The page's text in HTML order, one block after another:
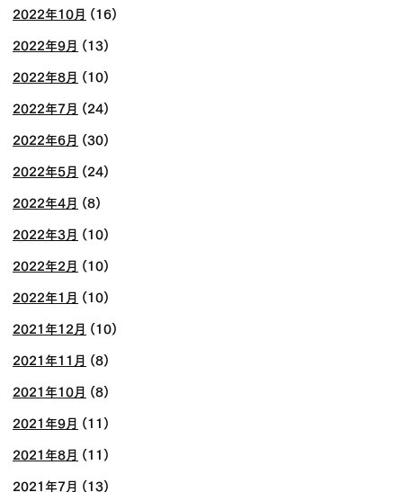
2022年10月 (16)
2022年9月 (13)
2022年8月 (10)
2022年7月 (24)
2022年6月 (30)
2022年5月 (24)
2022年4月 (8)
2022年3月 (10)
2022年2月 (10)
2022年1月 (10)
2021年12月 (10)
2021年11月 (8)
2021年10月 (8)
2021年9月 (11)
2021年8月 (11)
2021年7月 (13)